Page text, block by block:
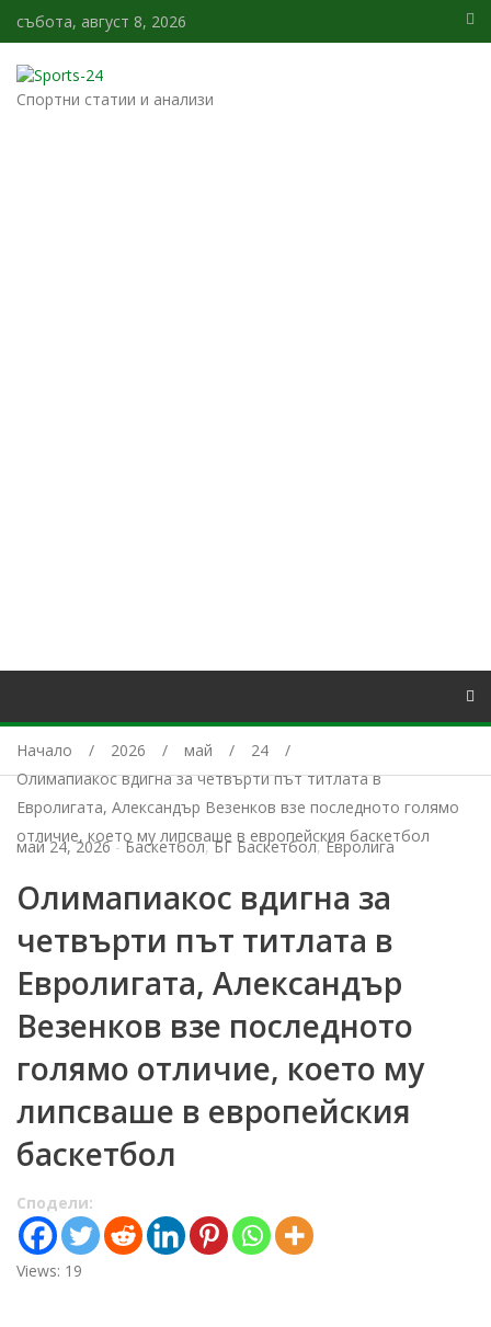
събота, август 8, 2026
Спортни статии и анализи
Начало 2026 май
24
Олимапиакос вдигна за четвърти път титлата в
Евролигата, Александър Везенков взе последното голямо
отличие, което му липсваше в европейския баскетбол
май 24, 2026- Баскетбол,БГ Баскетбол,Евролига
Олимапиакос вдигна за
четвърти път титлата в
Евролигата, Александър
Везенков взе последното
голямо отличие, което му
липсваше в европейския
баскетбол
Сподели:
Views: 19